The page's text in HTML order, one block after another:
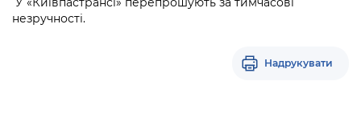
незручності.
Надрукувати